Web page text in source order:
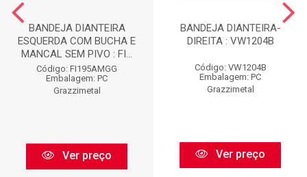
BANDEJA DIANTEIRA
ESQUERDA COM BUCHA E
MANCAL SEM PIVO : FI...
Código: FI195AMGG
Embalagem: PC
Grazzimetal
Ver preço
BANDEJA DIANTEIRA-
DIREITA : VW1204B
Código: VW1204B
Embalagem: PC
Grazzimetal
Ver preço